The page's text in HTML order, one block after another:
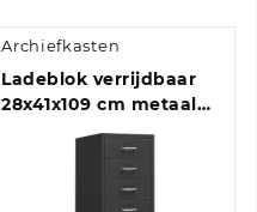
Archiefkasten
Ladeblok verrijdbaar
28x41x109 cm metaal